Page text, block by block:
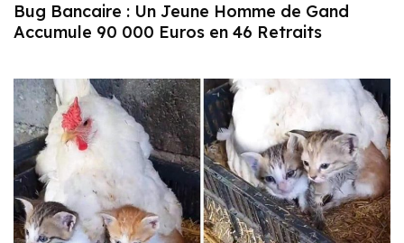
Bug Bancaire : Un Jeune Homme de Gand
Accumule 90 000 Euros en 46 Retraits